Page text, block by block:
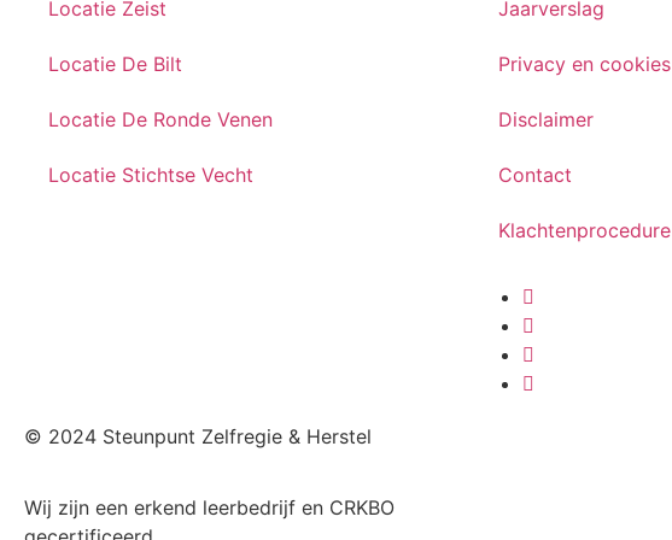
Locatie Zeist
Locatie De Bilt
Locatie De Ronde Venen
Locatie Stichtse Vecht
Jaarverslag
Privacy en cookies
Disclaimer
Contact
Klachtenprocedure
© 2024 Steunpunt Zelfregie & Herstel
Wij zijn een erkend leerbedrijf en CRKBO